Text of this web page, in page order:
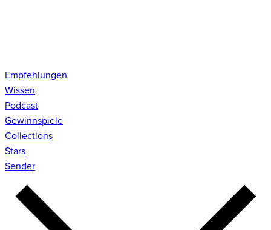
Empfehlungen
Wissen
Podcast
Gewinnspiele
Collections
Stars
Sender